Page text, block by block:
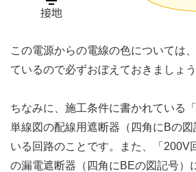
この電源からの電線の色については
ているので必ずおぼえておきましょう
ちなみに、施工条件に書かれている
単線図の配線用遮断器（四角にBの
いる回路のことです。また、「200V
の漏電遮断器（四角にBEの図記号）